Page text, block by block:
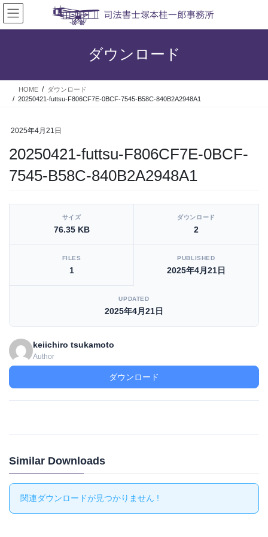
コ
ン
テ
ス
ナ
ビ
ゲ
ン
ダウンロード
HOME
ダウンロード
20250421-futtsu-F806CF7E-0BCF-7545-B58C-840B2A2948A1
2025年4月21日
20250421-futtsu-F806CF7E-0BCF-
7545-B58C-840B2A2948A1
[video_player_1200x800]
サイズ
76.35 KB
ダウンロード
2
FILES
1
PUBLISHED
2025年4月21日
UPDATED
2025年4月21日
keiichiro tsukamoto
Author
ダウンロード
Similar Downloads
関連ダウンロードが見つかりません !